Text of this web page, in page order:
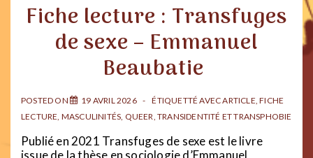
Fiche lecture : Transfuges
de sexe – Emmanuel
Beaubatie
POSTED ON 19 AVRIL 2026 ÉTIQUETTÉ AVECARTICLE,FICHE
LECTURE, MASCULINITÉS, QUEER,TRANSIDENTITÉ ET TRANSPHOBIE
Publié en 2021 Transfuges de sexe est le livre
issue de la thèse en sociologie d’Emmanuel